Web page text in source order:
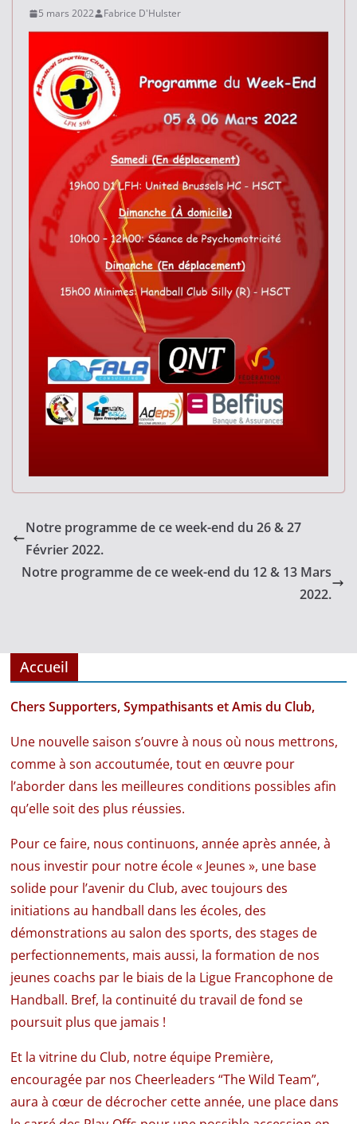
5 mars 2022 Fabrice D'Hulster
Notre programme de ce week-end du 26 & 27
Février 2022.
Notre programme de ce week-end du 12 & 13 Mars
2022.
Accueil
Chers Supporters, Sympathisants et Amis du Club,
Une nouvelle saison s’ouvre à nous où nous mettrons,
comme à son accoutumée, tout en œuvre pour
l’aborder dans les meilleures conditions possibles afin
qu’elle soit des plus réussies.
Pour ce faire, nous continuons, année après année, à
nous investir pour notre école « Jeunes », une base
solide pour l’avenir du Club, avec toujours des
initiations au handball dans les écoles, des
démonstrations au salon des sports, des stages de
perfectionnements, mais aussi, la formation de nos
jeunes coachs par le biais de la Ligue Francophone de
Handball. Bref, la continuité du travail de fond se
poursuit plus que jamais !
Et la vitrine du Club, notre équipe Première,
encouragée par nos Cheerleaders “The Wild Team”,
aura à cœur de décrocher cette année, une place dans